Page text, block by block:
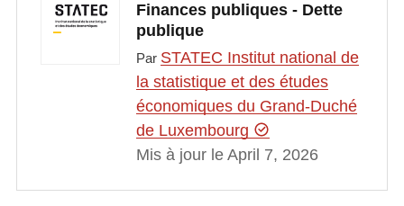
Finances publiques - Dette
publique
Par STATEC Institut national de
la statistique et des études
économiques du Grand-Duché
de Luxembourg
Mis à jour le April 7, 2026